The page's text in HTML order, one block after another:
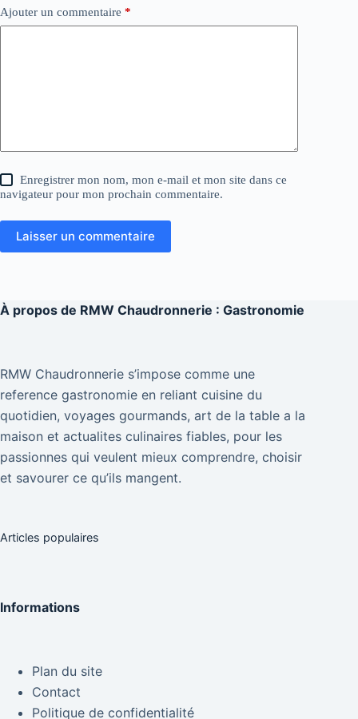
Ajouter un commentaire *
Enregistrer mon nom, mon e-mail et mon site dans ce
navigateur pour mon prochain commentaire.
Laisser un commentaire
À propos de RMW Chaudronnerie : Gastronomie
RMW Chaudronnerie s’impose comme une
reference gastronomie en reliant cuisine du
quotidien, voyages gourmands, art de la table a la
maison et actualites culinaires fiables, pour les
passionnes qui veulent mieux comprendre, choisir
et savourer ce qu’ils mangent.
Articles populaires
Informations
Plan du site
Contact
Politique de confidentialité